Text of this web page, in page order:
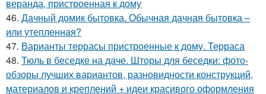
веранда, пристроенная к дому
46. Дачный домик бытовка. Обычная дачная бытовка –
или утепленная?
47. Варианты террасы пристроенные к дому. Терраса
48. Тюль в беседке на даче. Шторы для беседки: фото-
обзоры лучших вариантов, разновидности конструкций,
материалов и креплений + идеи красивого оформления